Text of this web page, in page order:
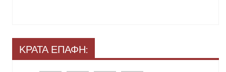
ΚΡΑΤΑ ΕΠΑΦΗ: